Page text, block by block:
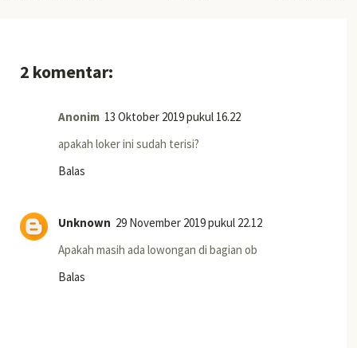
2 komentar:
Anonim 13 Oktober 2019 pukul 16.22
apakah loker ini sudah terisi?
Balas
Unknown 29 November 2019 pukul 22.12
Apakah masih ada lowongan di bagian ob
Balas